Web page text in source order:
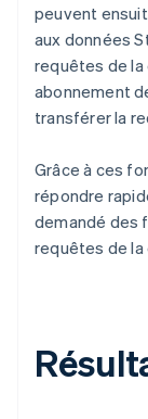
peuvent
aux données
requêtes de la
abonnement
transférer la
Grâce à ces
répondre
demandé des
requêtes de